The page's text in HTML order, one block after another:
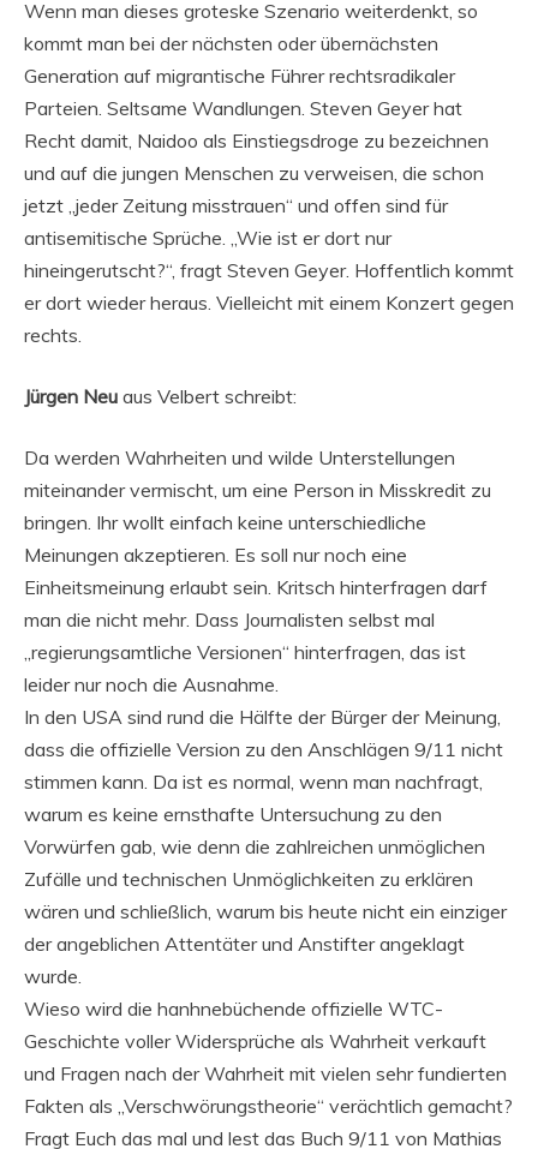
Wenn man dieses groteske Szenario weiterdenkt, so
kommt man bei der nächsten oder übernächsten
Generation auf migrantische Führer rechtsradikaler
Parteien. Seltsame Wandlungen. Steven Geyer hat
Recht damit, Naidoo als Einstiegsdroge zu bezeichnen
und auf die jungen Menschen zu verweisen, die schon
jetzt „jeder Zeitung misstrauen“ und offen sind für
antisemitische Sprüche. „Wie ist er dort nur
hineingerutscht?“, fragt Steven Geyer. Hoffentlich kommt
er dort wieder heraus. Vielleicht mit einem Konzert gegen
rechts.
Jürgen Neu aus Velbert schreibt:
Da werden Wahrheiten und wilde Unterstellungen
miteinander vermischt, um eine Person in Misskredit zu
bringen. Ihr wollt einfach keine unterschiedliche
Meinungen akzeptieren. Es soll nur noch eine
Einheitsmeinung erlaubt sein. Kritsch hinterfragen darf
man die nicht mehr. Dass Journalisten selbst mal
„regierungsamtliche Versionen“ hinterfragen, das ist
leider nur noch die Ausnahme.
In den USA sind rund die Hälfte der Bürger der Meinung,
dass die offizielle Version zu den Anschlägen 9/11 nicht
stimmen kann. Da ist es normal, wenn man nachfragt,
warum es keine ernsthafte Untersuchung zu den
Vorwürfen gab, wie denn die zahlreichen unmöglichen
Zufälle und technischen Unmöglichkeiten zu erklären
wären und schließlich, warum bis heute nicht ein einziger
der angeblichen Attentäter und Anstifter angeklagt
wurde.
Wieso wird die hanhnebüchende offizielle WTC-
Geschichte voller Widersprüche als Wahrheit verkauft
und Fragen nach der Wahrheit mit vielen sehr fundierten
Fakten als „Verschwörungstheorie“ verächtlich gemacht?
Fragt Euch das mal und lest das Buch 9/11 von Mathias